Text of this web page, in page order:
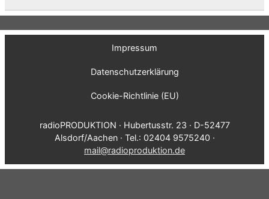
Impressum
Datenschutzerklärung
Cookie-Richtlinie (EU)
radioPRODUKTION · Hubertusstr. 23 · D-52477
Alsdorf/Aachen · Tel.: 02404 9575240 ·
mail@radioproduktion.de